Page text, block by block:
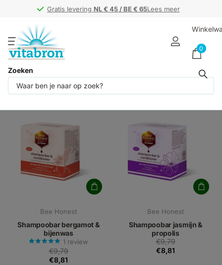
Gratis levering NL € 45 / BE € 65Lees meer
Gratis levering NL € 45 / BE € 65
Zoeken
0
Producten (3)
Bee Honest
Shampoobar bergamot &
bijenwas
1 review
€9,79
€8,81
Bee Honest
Shampoobar jasmijn &
propolis
€9,79
€8,81